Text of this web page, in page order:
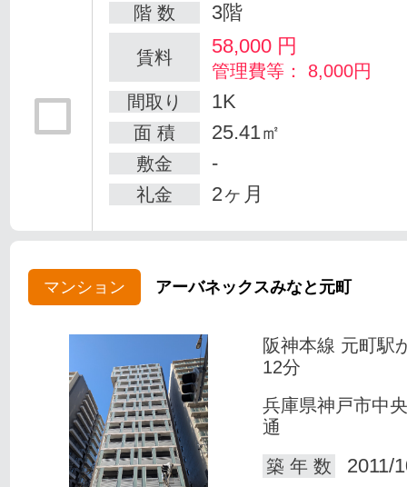
階 数 3階
賃料 58,000 円
管理費等： 8,000円
間取り
1K
面 積 25.41㎡
敷金 -
礼金 2ヶ月
マンション アーバネックスみなと元町
阪神本線 元町駅
12分
兵庫県神戸市中
通
築 年 数
2011/